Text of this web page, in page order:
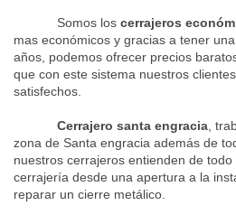
Somos los cerrajeros
mas económicos y gracias a tener
años, podemos ofrecer precios
que con este sistema nuestros
satisfechos.
Cerrajero santa engracia,
zona de Santa engracia además de
nuestros cerrajeros entienden de
cerrajería desde una apertura a la
reparar un cierre metálico.